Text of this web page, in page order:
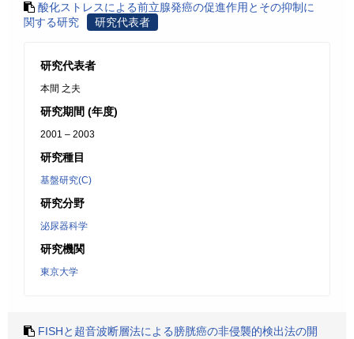
酸化ストレスによる前立腺発癌の促進作用とその抑制に
関する研究
研究代表者
研究代表者
本間 之夫
研究期間 (年度)
2001 – 2003
研究種目
基盤研究(C)
研究分野
泌尿器科学
研究機関
東京大学
FISHと超音波断層法による膀胱癌の非侵襲的検出法の開